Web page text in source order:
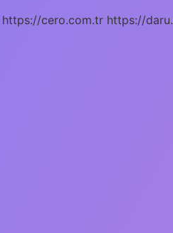
https://cero.com.tr https://